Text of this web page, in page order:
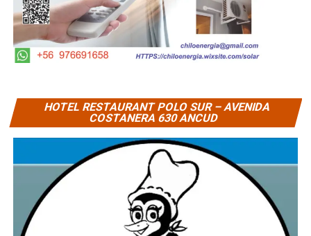
HOTEL RESTAURANT POLO SUR – AVENIDA
COSTANERA 630 ANCUD